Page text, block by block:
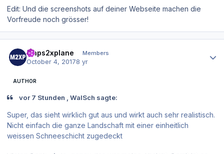
Edit: Und die screenshots auf deiner Webseite machen die
Vorfreude noch grösser!
maps2xplane Members
October 4, 20178 yr
AUTHOR
vor 7 Stunden , WalSch sagte:
Super, das sieht wirklich gut aus und wirkt auch sehr realistisch.
Nicht einfach die ganze Landschaft mit einer einheitlich
weissen Schneeschicht zugedeckt